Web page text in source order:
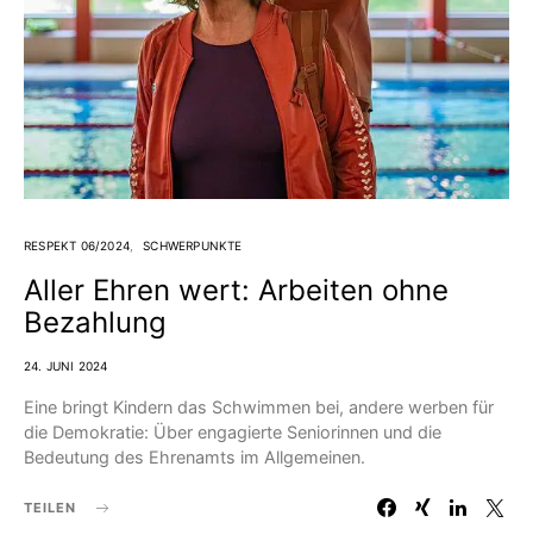
RESPEKT 06/2024 SCHWERPUNKTE
Aller Ehren wert: Arbeiten ohne
Bezahlung
24. JUNI 2024
Eine bringt Kindern das Schwimmen bei, andere werben für
die Demokratie: Über engagierte Seniorinnen und die
Bedeutung des Ehrenamts im Allgemeinen.
TEILEN